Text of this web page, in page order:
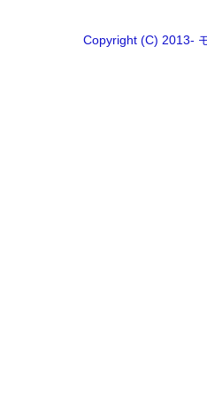
Copyright (C) 2013-